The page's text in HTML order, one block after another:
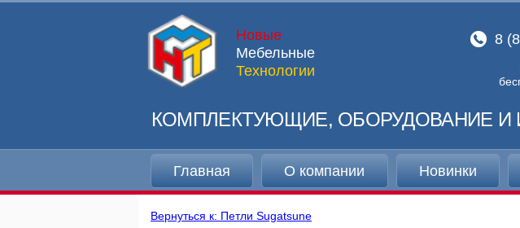
Новые
Мебельные
Технологии
8
КОМПЛЕКТУЮЩИЕ, ОБОРУДОВАНИЕ И
Главная О компании Новинки
Вернуться к: Петли Sugatsune